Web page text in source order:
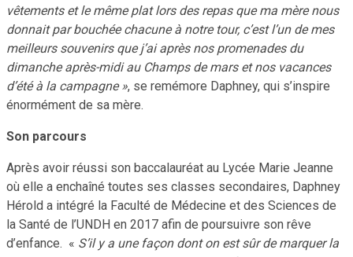
vêtements et le même plat lors des repas que ma mère nous
donnait par bouchée chacune à notre tour, c’est l’un de mes
meilleurs souvenirs que j’ai après nos promenades du
dimanche après-midi au Champs de mars et nos vacances
d’été à la campagne », se remémore Daphney, qui s’inspire
énormément de sa mère.
Son parcours
Après avoir réussi son baccalauréat au Lycée Marie Jeanne
où elle a enchaîné toutes ses classes secondaires, Daphney
Hérold a intégré la Faculté de Médecine et des Sciences de
la Santé de l’UNDH en 2017 afin de poursuivre son rêve
d’enfance. « S’il y a une façon dont on est sûr de marquer la